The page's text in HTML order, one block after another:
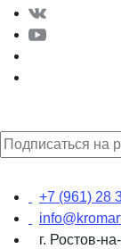
+7 (961) 28
г. Ростов-